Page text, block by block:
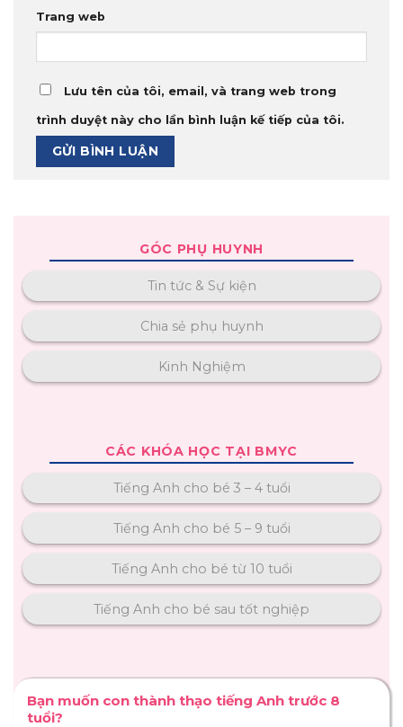
Trang web
Lưu tên của tôi, email, và trang web trong
trình duyệt này cho lần bình luận kế tiếp của tôi.
GÓC PHỤ HUYNH
Tin tức & Sự kiện
Chia sẻ phụ huynh
Kinh Nghiệm
CÁC KHÓA HỌC TẠI BMYC
Tiếng Anh cho bé 3 – 4 tuổi
Tiếng Anh cho bé 5 – 9 tuổi
Tiếng Anh cho bé từ 10 tuổi
Tiếng Anh cho bé sau tốt nghiệp
Bạn muốn con thành thạo tiếng Anh trước 8
tuổi?